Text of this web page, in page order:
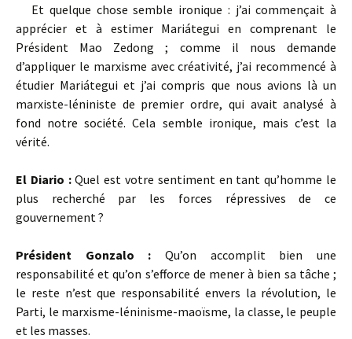
Et quelque chose semble ironique : j’ai commençait à
apprécier et à estimer Mariátegui en comprenant le
Président Mao Zedong ; comme il nous demande
d’appliquer le marxisme avec créativité, j’ai recommencé à
étudier Mariátegui et j’ai compris que nous avions là un
marxiste-léniniste de premier ordre, qui avait analysé à
fond notre société. Cela semble ironique, mais c’est la
vérité.
El Diario :Quel est votre sentiment en tant qu’homme le
plus recherché par les forces répressives de ce
gouvernement ?
Président Gonzalo : Qu’on accomplit bien une
responsabilité et qu’on s’efforce de mener à bien sa tâche ;
le reste n’est que responsabilité envers la révolution, le
Parti, le marxisme-léninisme-maoïsme, la classe, le peuple
et les masses.